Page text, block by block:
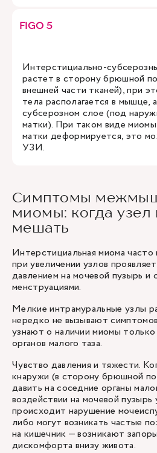
FIGO 5
Интерстициально-
растет в сторону брюшной
внешней части тканей), при
тела располагается в мышце,
субсерозном слое (под
матки). При таком виде
матки деформируется, это
УЗИ.
Симптомы
миомы: когда узел
мешать
Интерстициальная миома
при увеличении узлов
давлением на мочевой пузырь и
менструациями.
Мелкие интрамуральные узлы
нередко не вызывают
узнают о наличии миомы
органов малого таза.
Чувство давления и тяжести.
кнаружи (в сторону брюшной
давить на соседние органы
воздействии на мочевой пузырь
происходит нарушение
либо могут возникать частые
на кишечник — возникают
дискомфорта внизу живота.